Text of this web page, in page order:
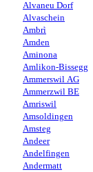
Alvaneu Dorf
Alvaschein
Ambrì
Amden
Aminona
Amlikon-Bissegg
Ammerswil AG
Ammerzwil BE
Amriswil
Amsoldingen
Amsteg
Andeer
Andelfingen
Andermatt